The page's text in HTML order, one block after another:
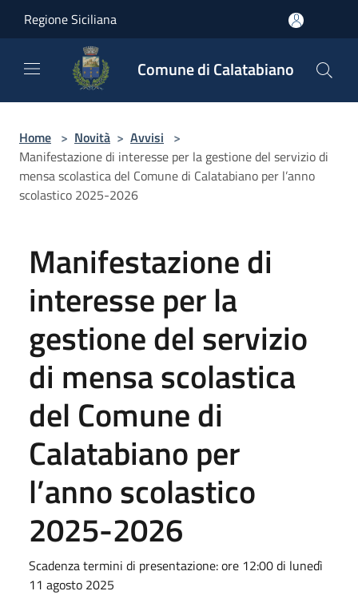
Regione Siciliana
Comune di Calatabiano
Home > Novità > Avvisi >
Manifestazione di interesse per la gestione del servizio di
mensa scolastica del Comune di Calatabiano per l’anno
scolastico 2025-2026
Manifestazione di
interesse per la
gestione del servizio
di mensa scolastica
del Comune di
Calatabiano per
l’anno scolastico
2025-2026
Scadenza termini di presentazione: ore 12:00 di lunedì
11 agosto 2025